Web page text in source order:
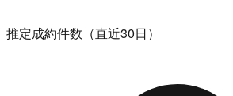
推定成約件数（直近30日）